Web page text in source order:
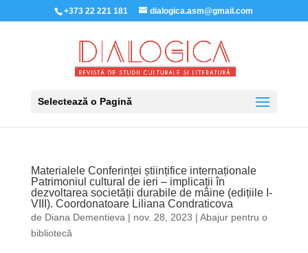
+373 22 221 181 dialogica.asm@gmail.com
Selectează o Pagină
Materialele Conferinței științifice internaționale
Patrimoniul cultural de ieri – implicații în
dezvoltarea societății durabile de mâine (edițiile I-
VIII). Coordonatoare Liliana Condraticova
de Diana Dementieva | nov. 28, 2023 | Abajur pentru o
bibliotecă